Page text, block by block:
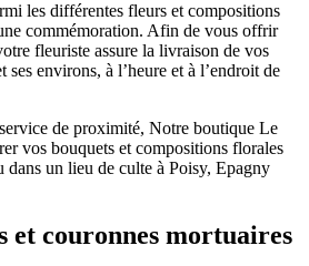
les différentes fleurs et compositions
commémoration. Afin de vous offrir
fleuriste assure la livraison de vos
environs, à l’heure et à l’endroit de
de proximité, Notre boutique Le
vos bouquets et compositions florales
un lieu de culte à Poisy, Epagny
et couronnes mortuaires